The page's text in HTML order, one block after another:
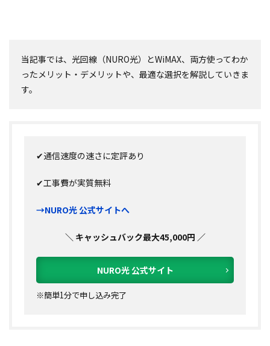
当記事では、光回線（NURO光）とWiMAX、両方使ってわか
ったメリット・デメリットや、最適な選択を解説していきま
す。
✔通信速度の速さに定評あり
✔工事費が実質無料
→NURO光 公式サイトへ
＼ キャッシュバック最大45,000円 ／
NURO光 公式サイト
※簡単1分で申し込み完了